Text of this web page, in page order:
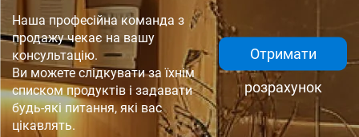
Наша професійна команда з
продажу чекає на вашу
консультацію.
Ви можете слідкувати за їхнім
списком продуктів і задавати
будь-які питання, які вас
цікавлять.
Отримати
розрахунок